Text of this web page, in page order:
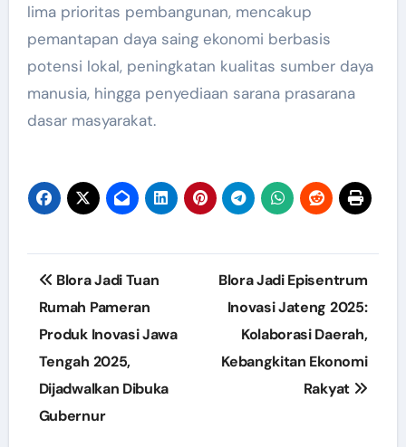
lima prioritas pembangunan, mencakup
pemantapan daya saing ekonomi berbasis
potensi lokal, peningkatan kualitas sumber daya
manusia, hingga penyediaan sarana prasarana
dasar masyarakat.
Post
navigation
Blora Jadi Tuan
Rumah Pameran
Produk Inovasi Jawa
Tengah 2025,
Dijadwalkan Dibuka
Gubernur
Blora Jadi Episentrum
Inovasi Jateng 2025:
Kolaborasi Daerah,
Kebangkitan Ekonomi
Rakyat